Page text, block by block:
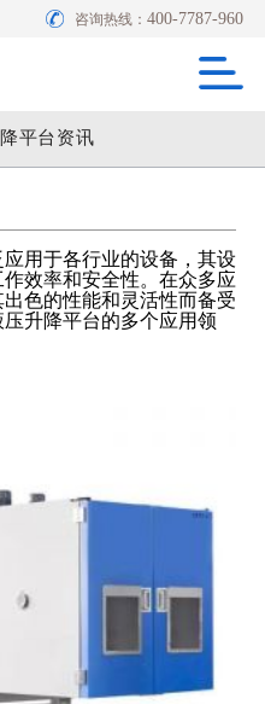
咨询热线：400-7787-960
平台资讯
应用于各行业的设备，其设
效率和安全性。在众多应
出色的性能和灵活性而备受
升降平台的多个应用领